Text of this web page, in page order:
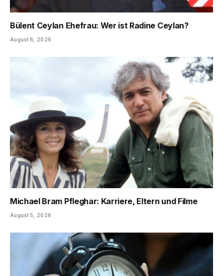
Bülent Ceylan Ehefrau: Wer ist Radine Ceylan?
August 6, 2026
Michael Bram Pfleghar: Karriere, Eltern und Filme
August 5, 2026